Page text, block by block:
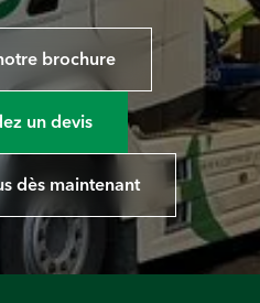
brochure
un devis
dès maintenant